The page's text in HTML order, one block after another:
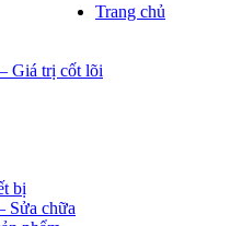
Trang chủ
Giá trị cốt lõi
bị
Sửa chữa